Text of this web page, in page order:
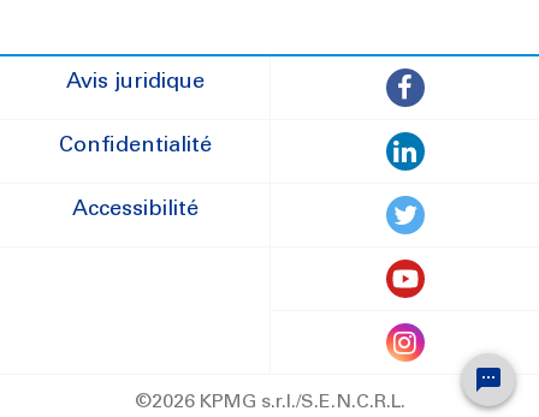
Avis juridique
Confidentialité
Accessibilité
©2026 KPMG s.r.l./S.E.N.C.R.L.